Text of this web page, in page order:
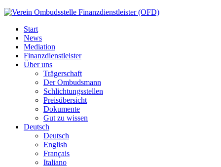
Start
News
Mediation
Finanzdienstleister
Über uns
Trägerschaft
Der Ombudsmann
Schlichtungsstellen
Preisübersicht
Dokumente
Gut zu wissen
Deutsch
Deutsch
English
Français
Italiano